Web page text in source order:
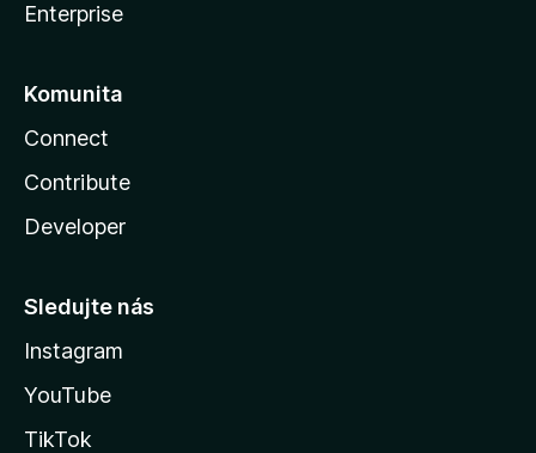
Enterprise
Komunita
Connect
Contribute
Developer
Sledujte nás
Instagram
YouTube
TikTok